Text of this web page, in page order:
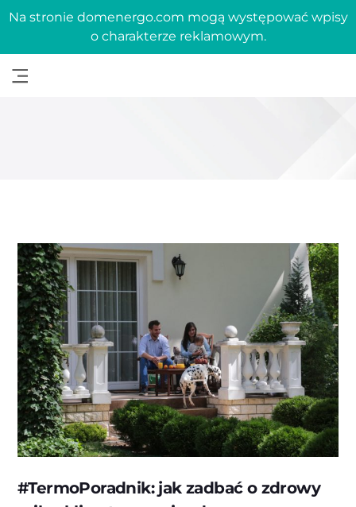
Na stronie domenergo.com mogą występować wpisy
o charakterze reklamowym.
#TermoPoradnik: jak zadbać o zdrowy